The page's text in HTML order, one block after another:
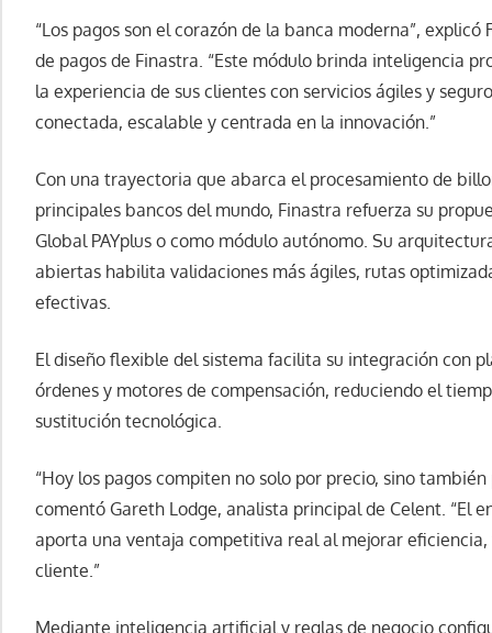
“Los pagos son el corazón de la banca moderna”,
de pagos de Finastra. “Este módulo brinda inteligencia
la experiencia de sus clientes con servicios ágiles y
conectada, escalable y centrada en la innovación.”
Con una trayectoria que abarca el procesamiento de
principales bancos del mundo, Finastra refuerza su
Global PAYplus o como módulo autónomo. Su
abiertas habilita validaciones más ágiles, rutas
efectivas.
El diseño flexible del sistema facilita su integración con
órdenes y motores de compensación, reduciendo el
sustitución tecnológica.
“Hoy los pagos compiten no solo por precio, sino
comentó Gareth Lodge, analista principal de Celent. “El
aporta una ventaja competitiva real al mejorar
cliente.”
Mediante inteligencia artificial y reglas de negocio